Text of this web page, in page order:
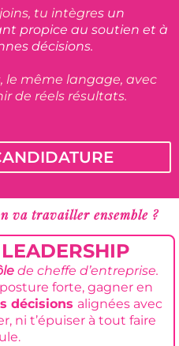
tu intègres un
propice au soutien et à
décisions.
le même langage, avec
de réels résultats.
va travailler ensemble ?
de cheffe d’entreprise.
forte, gagner en
décisions alignées avec
ni t’épuiser à tout faire